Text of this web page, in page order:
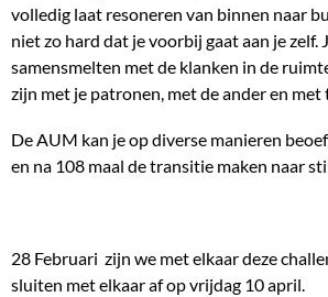
volledig laat resoneren van binnen naar
niet zo hard dat je voorbij gaat aan je zelf.
samensmelten met de klanken in de
zijn met je patronen, met de ander en met
De AUM kan je op diverse manieren
en na 108 maal de transitie maken naar
28 Februari zijn we met elkaar deze
sluiten met elkaar af op vrijdag 10 april.